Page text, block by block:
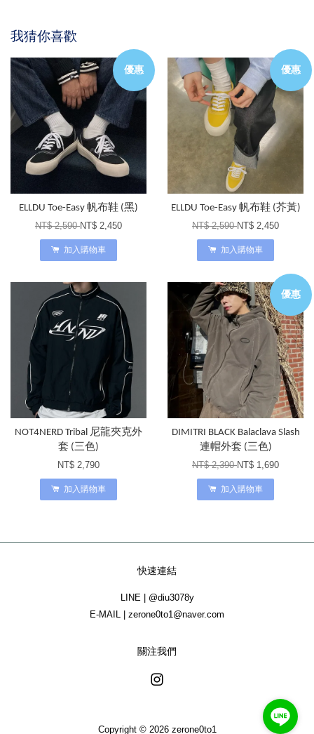
我猜你喜歡
優惠
ELLDU Toe-Easy 帆布鞋 (黑)
NT$ 2,590NT$ 2,450
加入購物車
優惠
ELLDU Toe-Easy 帆布鞋 (芥黃)
NT$ 2,590NT$ 2,450
加入購物車
NOT4NERD Tribal 尼龍夾克外
套 (三色)
NT$ 2,790
加入購物車
優惠
DIMITRI BLACK Balaclava Slash
連帽外套 (三色)
NT$ 2,390NT$ 1,690
加入購物車
快速連結
LINE | @diu3078y
E-MAIL | zerone0to1@naver.com
關注我們
Copyright © 2026 zerone0to1